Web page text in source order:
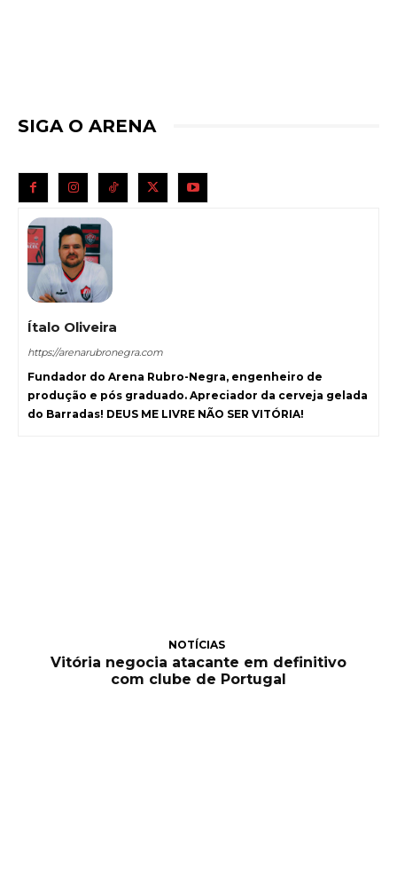
SIGA O ARENA
Ítalo Oliveira
https://arenarubronegra.com
Fundador do Arena Rubro-Negra, engenheiro de
produção e pós graduado. Apreciador da cerveja gelada
do Barradas! DEUS ME LIVRE NÃO SER VITÓRIA!
NOTÍCIAS
Vitória negocia atacante em definitivo
com clube de Portugal